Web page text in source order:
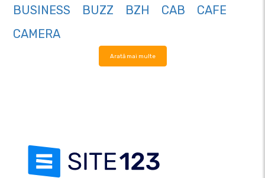
BUSINESS
BUZZ BZH CAB
CAFE
CAMERA
Arată mai multe